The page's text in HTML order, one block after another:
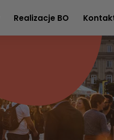
Realizacje BO